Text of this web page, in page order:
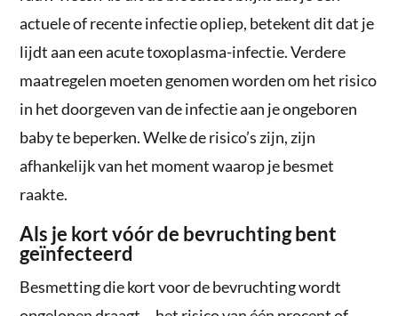
actuele of recente infectie opliep, betekent dit dat je
lijdt aan een acute toxoplasma-infectie. Verdere
maatregelen moeten genomen worden om het risico
in het doorgeven van de infectie aan je ongeboren
baby te beperken. Welke de risico’s zijn, zijn
afhankelijk van het moment waarop je besmet
raakte.
Als je kort vóór de bevruchting bent
geïnfecteerd
Besmetting die kort voor de bevruchting wordt